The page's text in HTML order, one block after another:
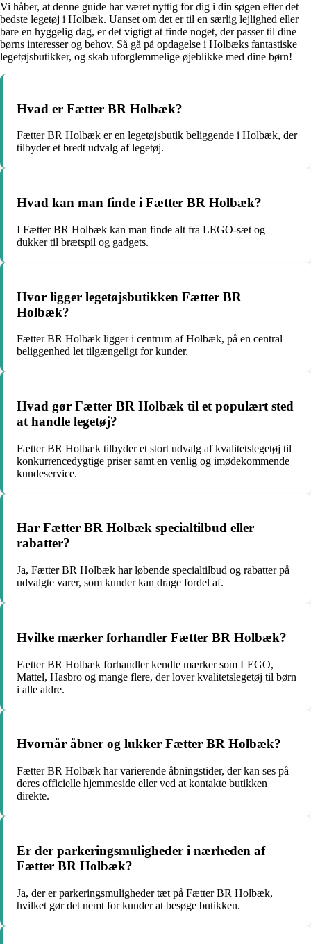
Vi håber, at denne guide har været nyttig for dig i din søgen efter det
bedste legetøj i Holbæk. Uanset om det er til en særlig lejlighed eller
bare en hyggelig dag, er det vigtigt at finde noget, der passer til dine
børns interesser og behov. Så gå på opdagelse i Holbæks fantastiske
legetøjsbutikker, og skab uforglemmelige øjeblikke med dine børn!
Hvad er Fætter BR Holbæk?
Fætter BR Holbæk er en legetøjsbutik beliggende i Holbæk, der
tilbyder et bredt udvalg af legetøj.
Hvad kan man finde i Fætter BR Holbæk?
I Fætter BR Holbæk kan man finde alt fra LEGO-sæt og
dukker til brætspil og gadgets.
Hvor ligger legetøjsbutikken Fætter BR
Holbæk?
Fætter BR Holbæk ligger i centrum af Holbæk, på en central
beliggenhed let tilgængeligt for kunder.
Hvad gør Fætter BR Holbæk til et populært sted
at handle legetøj?
Fætter BR Holbæk tilbyder et stort udvalg af kvalitetslegetøj til
konkurrencedygtige priser samt en venlig og imødekommende
kundeservice.
Har Fætter BR Holbæk specialtilbud eller
rabatter?
Ja, Fætter BR Holbæk har løbende specialtilbud og rabatter på
udvalgte varer, som kunder kan drage fordel af.
Hvilke mærker forhandler Fætter BR Holbæk?
Fætter BR Holbæk forhandler kendte mærker som LEGO,
Mattel, Hasbro og mange flere, der lover kvalitetslegetøj til børn
i alle aldre.
Hvornår åbner og lukker Fætter BR Holbæk?
Fætter BR Holbæk har varierende åbningstider, der kan ses på
deres officielle hjemmeside eller ved at kontakte butikken
direkte.
Er der parkeringsmuligheder i nærheden af
Fætter BR Holbæk?
Ja, der er parkeringsmuligheder tæt på Fætter BR Holbæk,
hvilket gør det nemt for kunder at besøge butikken.